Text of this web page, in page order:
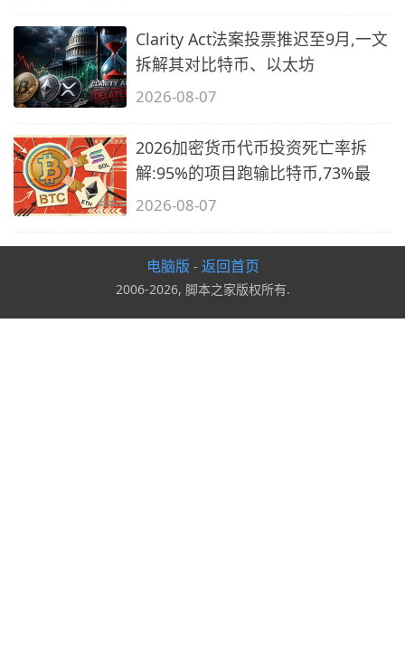
Clarity Act法案投票推迟至9月,一文
拆解其对比特币、以太坊
2026-08-07
2026加密货币代币投资死亡率拆
解:95%的项目跑输比特币,73%最
2026-08-07
电脑版 - 返回首页
2006-2026, 脚本之家版权所有.